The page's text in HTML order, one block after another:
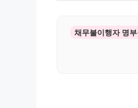
채무불이행자 명